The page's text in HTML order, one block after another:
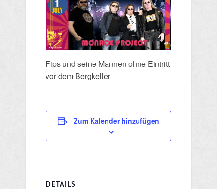
Fips und seine Mannen ohne Eintritt
vor dem Bergkeller
Zum Kalender hinzufügen
DETAILS